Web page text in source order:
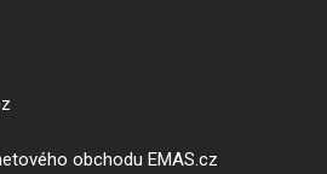
obchodu EMAS.cz